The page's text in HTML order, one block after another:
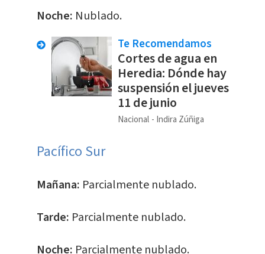
Noche: Nublado.
Te Recomendamos
Cortes de agua en
Heredia: Dónde hay
suspensión el jueves
11 de junio
Nacional Indira Zúñiga
Pacífico Sur
Mañana: Parcialmente nublado.
Tarde: Parcialmente nublado.
Noche: Parcialmente nublado.